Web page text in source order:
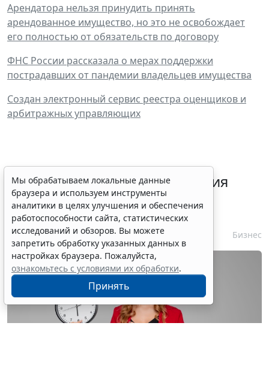
Арендатора нельзя принудить принять
арендованное имущество, но это не освобождает
его полностью от обязательств по договору
ФНС России рассказала о мерах поддержки
пострадавших от пандемии владельцев имущества
Создан электронный сервис реестра оценщиков и
арбитражных управляющих
Срок согласования заключения
контракта с единственным
контрагентом сократили
7 августа 2026 16:55 Бизнес
Мы обрабатываем локальные данные
браузера и используем инструменты
аналитики в целях улучшения и обеспечения
работоспособности сайта, статистических
исследований и обзоров. Вы можете
запретить обработку указанных данных в
настройках браузера. Пожалуйста,
ознакомьтесь с условиями их обработки.
Принять